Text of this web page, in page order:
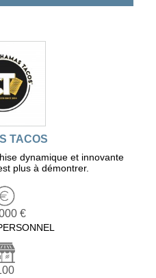
TACOS
dynamique et innovante
plus à démontrer.
€